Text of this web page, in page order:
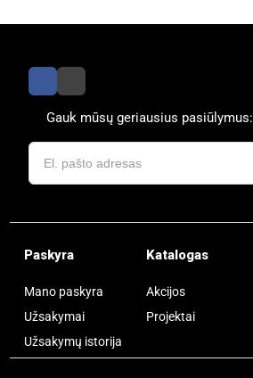
Gauk mūsų geriausius pasiūlymus:
Paskyra
Mano paskyra
Užsakymai
Užsakymų istorija
Katalogas
Akcijos
Projektai